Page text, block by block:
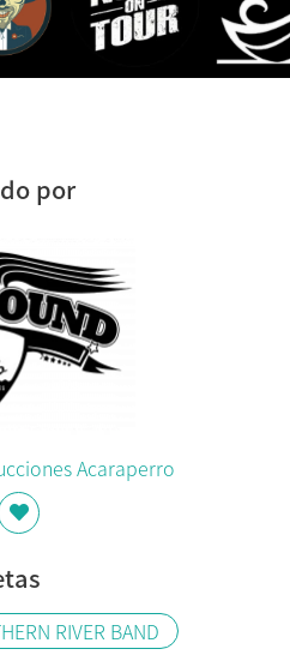
por
Acaraperro
RIVER BAND